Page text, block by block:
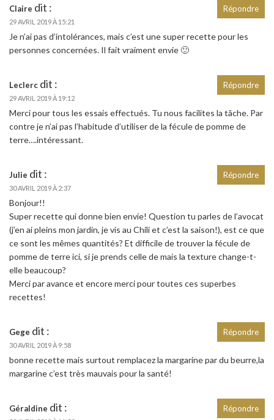
Claire dit :
29 AVRIL 2019 À 15:21
Je n’ai pas d’intolérances, mais c’est une super recette pour les
personnes concernées. Il fait vraiment envie 🙂
Répondre
Leclerc dit :
29 AVRIL 2019 À 19:12
Merci pour tous les essais effectués. Tu nous facilites la tâche. Par
contre je n’ai pas l’habitude d’utiliser de la fécule de pomme de
terre….intéressant.
Répondre
Julie dit :
30 AVRIL 2019 À 2:37
Bonjour!!
Super recette qui donne bien envie! Question tu parles de l’avocat
(j’en ai pleins mon jardin, je vis au Chili et c’est la saison!), est ce que
ce sont les mêmes quantités? Et difficile de trouver la fécule de
pomme de terre ici, si je prends celle de mais la texture change-t-
elle beaucoup?
Merci par avance et encore merci pour toutes ces superbes
recettes!
Répondre
Gege dit :
30 AVRIL 2019 À 9:58
bonne recette mais surtout remplacez la margarine par du beurre,la
margarine c’est très mauvais pour la santé!
Répondre
Géraldine dit : Répondre